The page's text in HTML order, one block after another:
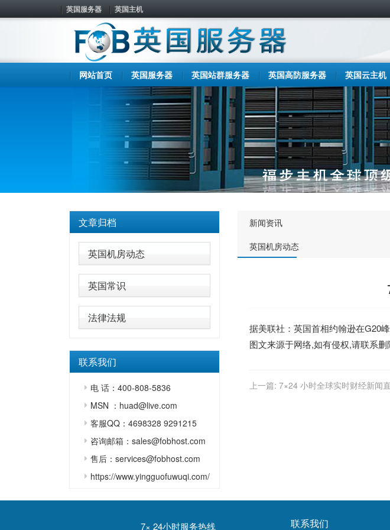
英国服务器 英国主机
网站首页 英国服务器 英国站群服务器 英国高防服务器 英国云主机
文章归档
英国机房动态
英国常识
法律法规
联系我们
电 话：400-808-5836
MSN ：huad@live.com
客服QQ：4698328 9291215
咨询邮箱：sales@fobhost.com
售后：services@fobhost.com
https://www.yingguofuwuqi.com/
新闻资讯
英国机房动态
据美联社： 英国首相约翰逊在G20
图文来源于网络,如有侵权,请联系删
上一篇: 7×24 小时全球实时财经新闻
7× 24小时服务热线 联系我们